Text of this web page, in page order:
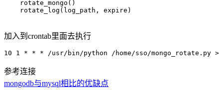
    rotate_mongo()
    rotate_log(log_path, expire)
加入到crontab里面去执行
参考连接
mongodb与mysql相比的优缺点